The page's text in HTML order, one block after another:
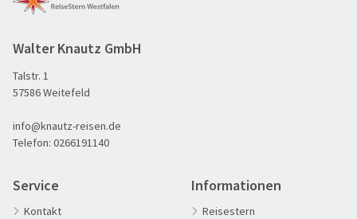
Adventsreisen
Clubreisen
Deutschland erleben
Walter Knautz GmbH
Talstr. 1
57586 Weitefeld
info@knautz-reisen.de
Telefon: 0266191140
Service
Kontakt
Informationen
Reisestern